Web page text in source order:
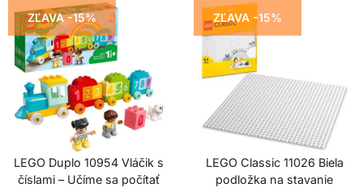
ZĽAVA -15%
LEGO Duplo 10954 Vláčik s
číslami – Učíme sa počítať
ZĽAVA -15%
LEGO Classic 11026 Biela
podložka na stavanie